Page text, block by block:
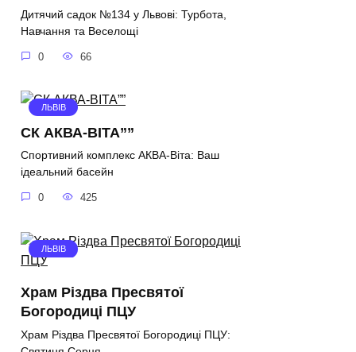
Дитячий садок №134 у Львові: Турбота,
Навчання та Веселощі
0 66
ЛЬВІВ
СК АКВА-ВІТА””
Спортивний комплекс АКВА-Віта: Ваш
ідеальний басейн
0 425
ЛЬВІВ
Храм Різдва Пресвятої
Богородиці ПЦУ
Храм Різдва Пресвятої Богородиці ПЦУ: